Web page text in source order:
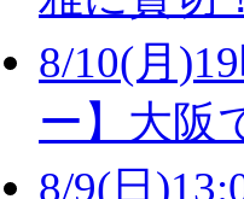
8/10(月
ー】大阪
8/9(日